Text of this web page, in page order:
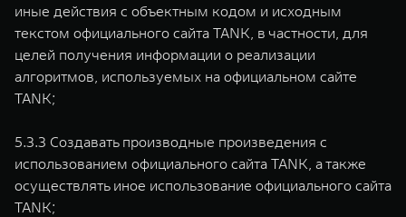
иные действия с объектным кодом и исходным
текстом официального сайта TANK, в частности, для
целей получения информации о реализации
алгоритмов, используемых на официальном сайте
TANK;
5.3.3 Создавать производные произведения с
использованием официального сайта TANK, а также
осуществлять иное использование официального сайта
TANK;